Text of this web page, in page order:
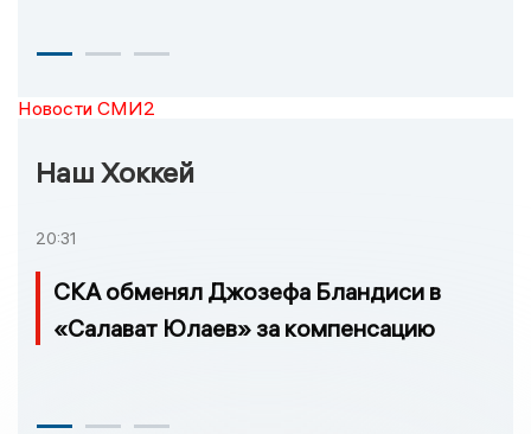
Новости СМИ2
Наш Хоккей
20:31
СКА обменял Джозефа Бландиси в
«Салават Юлаев» за компенсацию